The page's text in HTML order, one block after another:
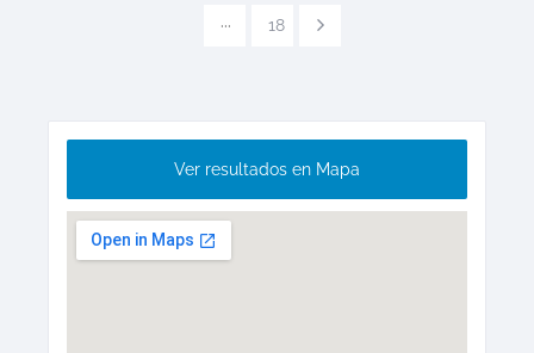
··· 18
Ver resultados en Mapa